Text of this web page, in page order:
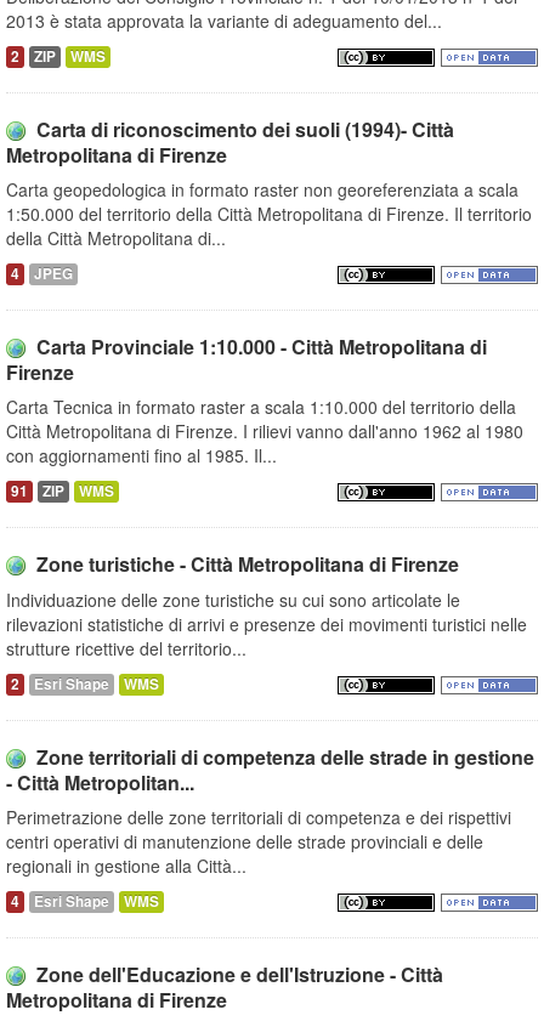
2013 è stata approvata la variante di adeguamento del...
2 ZIP WMS
Carta di riconoscimento dei suoli (1994)- Città
Metropolitana di Firenze
Carta geopedologica in formato raster non georeferenziata a scala
1:50.000 del territorio della Città Metropolitana di Firenze. Il territorio
della Città Metropolitana di...
4 JPEG
Carta Provinciale 1:10.000 - Città Metropolitana di
Firenze
Carta Tecnica in formato raster a scala 1:10.000 del territorio della
Città Metropolitana di Firenze. I rilievi vanno dall'anno 1962 al 1980
con aggiornamenti fino al 1985. Il...
91 ZIP WMS
Zone turistiche - Città Metropolitana di Firenze
Individuazione delle zone turistiche su cui sono articolate le
rilevazioni statistiche di arrivi e presenze dei movimenti turistici nelle
strutture ricettive del territorio...
2 Esri Shape WMS
Zone territoriali di competenza delle strade in gestione
- Città Metropolitan...
Perimetrazione delle zone territoriali di competenza e dei rispettivi
centri operativi di manutenzione delle strade provinciali e delle
regionali in gestione alla Città...
4 Esri Shape WMS
Zone dell'Educazione e dell'Istruzione - Città
Metropolitana di Firenze